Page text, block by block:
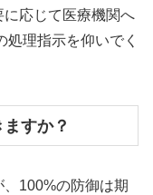
応じて医療機関へ
理指示を仰いでく
すか？
100%の防御は期